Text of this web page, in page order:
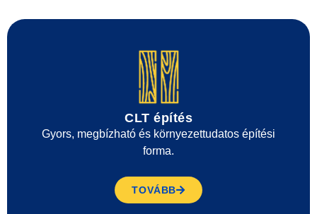
CLT építés
Gyors, megbízható és környezettudatos építési
forma.
TOVÁBB